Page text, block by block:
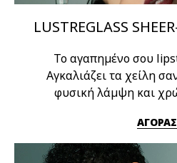
LUSTREGLASS
Το αγαπημένο σου
Αγκαλιάζει τα χείλη
φυσική λάμψη και